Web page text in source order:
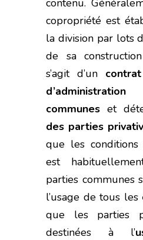
contenu.
copropriété est
la division par lots
de sa
s’agit d’un contrat
d’administration
communes et
des parties
que les
est
parties communes
l’usage de tous les
que les parties
destinées à l’